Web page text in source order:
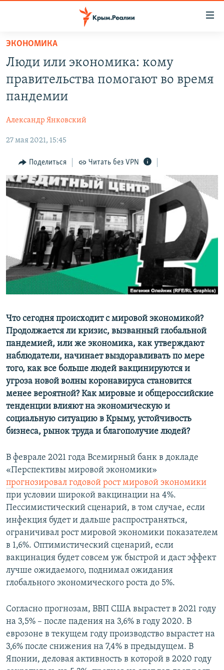
Вернуться
основному
содержанию
Вернутся
главной
навигации
Вернутся
поиску
СПЕЦПРОЕКТЫ
11 ЛЕТ ОККУПАЦИИ КРЫМА. 11 ИСТОРИЙ СОПРОТИВЛЕНИЯ
ВОДА
ЕЩЕ
ИНТЕРАКТИВ
ИНФОГРАФИКА
ТЕЛЕПРОЕКТ КРЫМ.РЕАЛИИ
СОВЕТЫ ПРАВОЗАЩИТНИКОВ
ПРОПАВШИЕ БЕЗ ВЕСТИ
ПОБЕДИТЕЛЕЙ НЕ СУДЯТ?
КРЫМ.НЕПОКОРЕННЫЙ
ELIFBE
УКРАИНСКАЯ ПРОБЛЕМА КРЫМА
РАДІО СВОБОДА
КАК ОБОЙТИ БЛОКИРОВКУ
Українською
Qırımtatar
ПРИСОЕДИНЯЙТЕСЬ!
ЭКОНОМИКА
Люди или экономика: кому
правительства помогают во время
пандемии
Александр Янковский
27 мая 2021, 15:45
Поделиться Читать без VPN
Что сегодня происходит с мировой экономикой?
Продолжается ли кризис, вызванный глобальной
пандемией, или же экономика, как утверждают
наблюдатели, начинает выздоравливать по мере
того, как все больше людей вакцинируются и
угроза новой волны коронавируса становится
менее вероятной? Как мировые и общероссийские
тенденции влияют на экономическую и
социальную ситуацию в Крыму, устойчивость
бизнеса, рынок труда и благополучие людей?
В феврале 2021 года Всемирный банк в докладе
«Перспективы мировой экономики»
прогнозировал годовой рост мировой экономики
при условии широкой вакцинации на 4%.
Пессимистический сценарий, в том случае, если
инфекция будет и дальше распространяться,
ограничивал рост мировой экономики показателем
в 1,6%. Оптимистический сценарий, если
вакцинация будет совсем уж быстрой и даст эффект
лучше ожидаемого, поднимал ожидания
глобального экономического роста до 5%.
Согласно прогнозам, ВВП США вырастет в 2021 году
на 3,5% – после падения на 3,6% в году 2020. В
еврозоне в текущем году производство вырастет на
3,6% после снижения на 7,4% в предыдущем. В
Японии, деловая активность в которой в 2020 году